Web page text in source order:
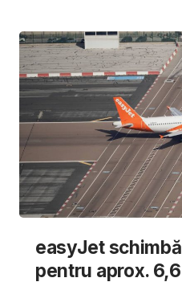
easyJet
pentru aprox.